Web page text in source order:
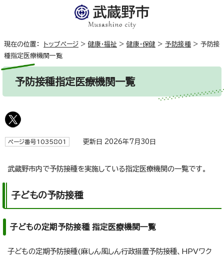
現在の位置： トップページ > 健康・福祉 > 健康・保健 > 予防接種 > 予防接
種指定医療機関一覧
予防接種指定医療機関一覧
ページ番号1035801 更新日 2026年7月30日
武蔵野市内で予防接種を実施している指定医療機関の一覧です。
子どもの予防接種
子どもの定期予防接種 指定医療機関一覧
子どもの定期予防接種(麻しん風しん行政措置予防接種、HPVワク